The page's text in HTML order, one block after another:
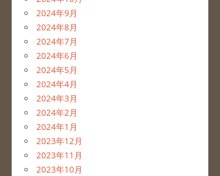
2024年9月
2024年8月
2024年7月
2024年6月
2024年5月
2024年4月
2024年3月
2024年2月
2024年1月
2023年12月
2023年11月
2023年10月